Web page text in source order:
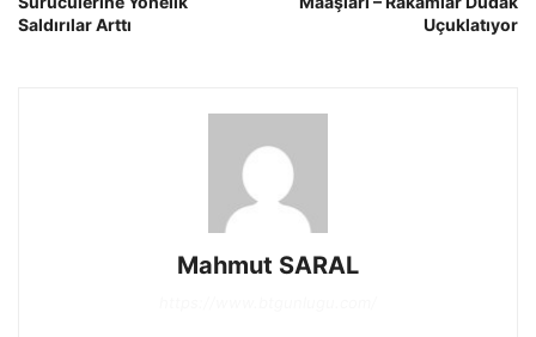
Saldırılar Arttı
Uçuklatıyor
Mahmut SARAL